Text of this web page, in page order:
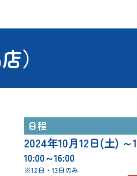
）
日程
2024年10月12日(土)
10:00～16:00
※12日・13日のみ